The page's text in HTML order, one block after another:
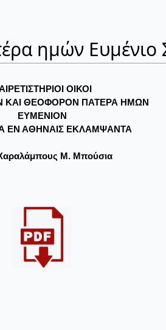
ημών Ευμένιο
ΟΙΚΟΙ
ΚΑΙ ΘΕΟΦΟΡΟΝ ΠΑΤΕΡΑ ΗΜΩΝ
ΕΥΜΕΝΙΟΝ
ΕΝ ΑΘΗΝΑΙΣ ΕΚΛΑΜΨΑΝΤΑ
Μ. Μπούσια